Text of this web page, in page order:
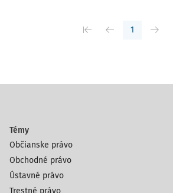
1
Témy
Občianske právo
Obchodné právo
Ústavné právo
Trestné právo